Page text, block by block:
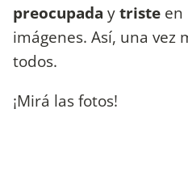
preocupada ytriste en
imágenes. Así, una vez
todos.
¡Mirá las fotos!